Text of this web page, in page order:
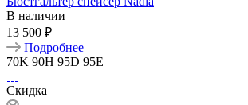
В наличии
13 500 ₽
Подробнее
70K 90H 95D 95E
Скидка